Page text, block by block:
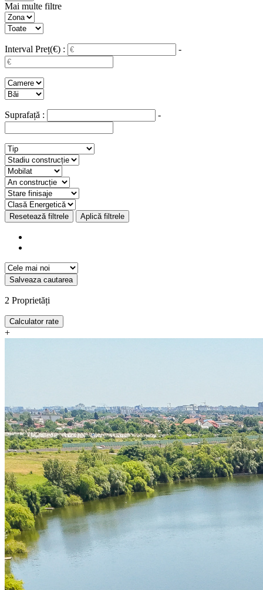
Mai multe filtre
Interval Preț(€) : -
Suprafață : -
Resetează filtrele Aplică filtrele
Salveaza cautarea
2 Proprietăți
Calculator rate
+